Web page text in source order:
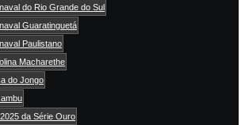
do Rio Grande do Sul
Guaratinguetá
Paulistano
Macharethe
do Jongo
da Série Ouro